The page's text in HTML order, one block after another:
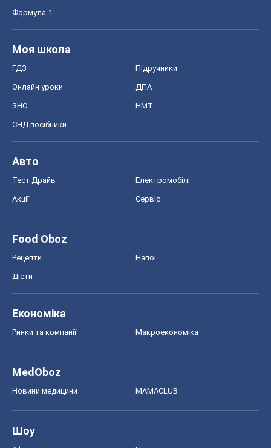
Формула-1
Моя школа
ГДЗ Підручники
Онлайн уроки ДПА
ЗНО НМТ
СНД посібники
Авто
Тест Драйв Електромобілі
Акції Сервіс
Food Oboz
Рецепти Напої
Дієти
Економіка
Ринки та компанії Макроекономіка
MedOboz
Новини медицини MAMACLUB
Шоу